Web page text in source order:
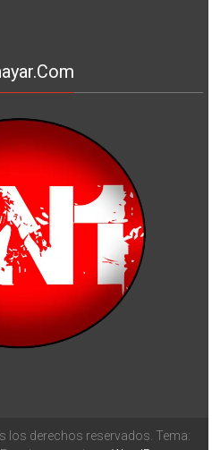
los derechos reservados. Tema: